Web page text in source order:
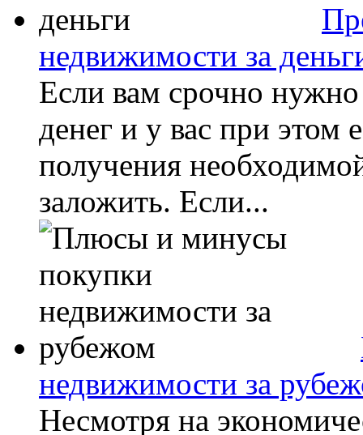
недвижимости за
Если вам срочно
денег и у вас при этом
получения
заложить. Если...
недвижимости за
Несмотря на